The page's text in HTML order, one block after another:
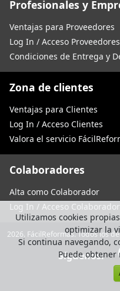
Utilizamos cookies
optimizar la
Si continua navegando,
Puede
Profesionales y
Ventajas para Proveedores
Log In / Acceso Proveedores
Condiciones de Entrega y
Zona de clientes
Ventajas para Clientes
Log In / Acceso Clientes
Valora el servicio
Colaboradores
Alta como Colaborador
Log In / Acceso
2026. FácilReformas. Todos los
Síguenos: